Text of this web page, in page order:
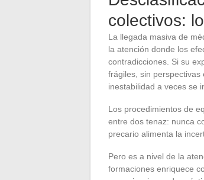
colectivos:
La llegada masiva de
la atención donde los
contradicciones. Si su
frágiles, sin perspectivas
inestabilidad a veces se
Los procedimientos de
entre dos tenaz: nunca
precario alimenta la
Pero es a nivel de la
formaciones enriquece